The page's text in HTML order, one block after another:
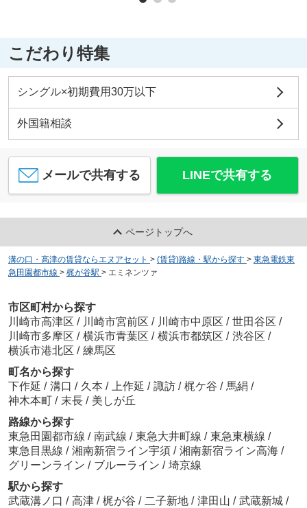
こだわり特集
シングル×初期費用30万以下
外国籍相談
メールで共有する LINEで共有する
ページトップへ
溝の口・高津の賃貸ならエヌアセット > (賃貸)路線・駅から探す > 東急電鉄東
急田園都市線 > 梶が谷駅 > エミネンツァ
市区町村から探す
川崎市高津区 / 川崎市宮前区 / 川崎市中原区 / 世田谷区 /
川崎市多摩区 / 横浜市青葉区 / 横浜市都筑区 / 渋谷区 /
横浜市港北区 / 練馬区
町名から探す
下作延 / 溝口 / 久本 / 上作延 / 諏訪 / 梶ケ谷 / 馬絹 /
神木本町 / 末長 / 美しが丘
路線から探す
東急田園都市線 / 南武線 / 東急大井町線 / 東急東横線 /
東急目黒線 / 湘南新宿ライン宇須 / 湘南新宿ライン高海 /
グリーンライン / ブルーライン / 埼京線
駅から探す
武蔵溝ノ口 / 高津 / 梶が谷 / 二子新地 / 津田山 / 武蔵新城 /